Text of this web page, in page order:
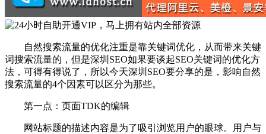
自然搜索流量的优化注重是靠关键词优化，从而带来关键
词搜索流量的，但是深圳SEO如果要谈起SEO关键词的优化方
法，可得有得说了，所以今天深圳SEO要分享的是，影响自然
搜索流量的4个因素可以区分为那些。
第一点：页面TDK的编辑
网站标题的描述内容是为了吸引浏览用户的眼球。用户与